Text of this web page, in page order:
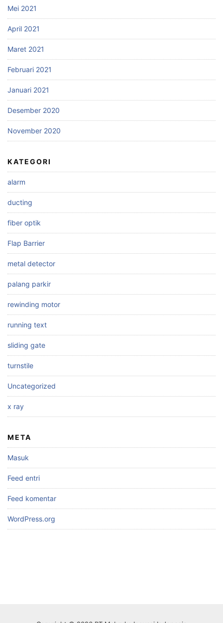
Mei 2021
April 2021
Maret 2021
Februari 2021
Januari 2021
Desember 2020
November 2020
KATEGORI
alarm
ducting
fiber optik
Flap Barrier
metal detector
palang parkir
rewinding motor
running text
sliding gate
turnstile
Uncategorized
x ray
META
Masuk
Feed entri
Feed komentar
WordPress.org